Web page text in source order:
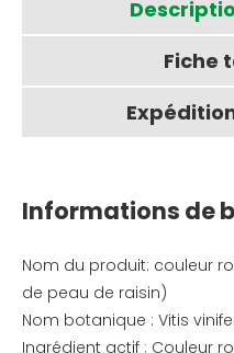
Fiche
Informations de
Nom du produit: couleur
de peau de raisin)
Nom botanique : Vitis
Ingrédient actif : Couleur